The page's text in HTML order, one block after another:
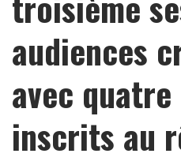
audiences
avec
inscrits au